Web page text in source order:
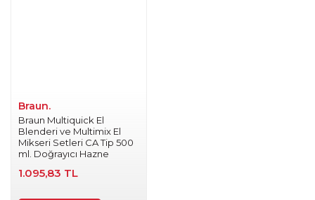
Braun.
Braun Multiquick El
Blenderi ve Multimix El
Mikseri Setleri CA Tip 500
ml. Doğrayıcı Hazne
1.095,83 TL